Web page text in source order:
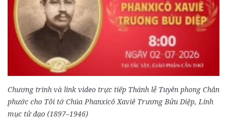
Chương trình và link video trực tiếp Thánh lễ Tuyên phong Chân
phước cho Tôi tớ Chúa Phanxicô Xaviê Trương Bửu Diệp, Linh
mục tử đạo (1897–1946)